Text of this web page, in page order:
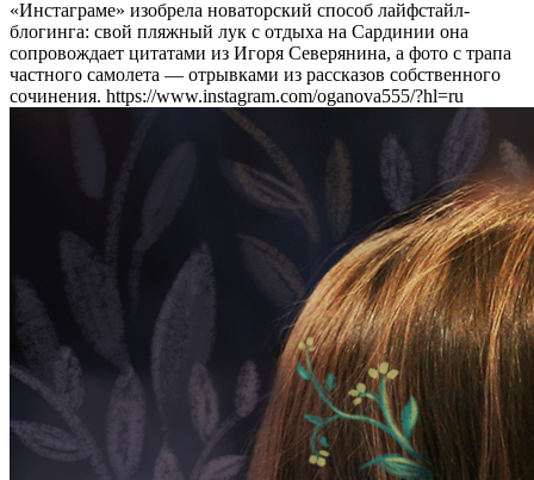
«Инстаграме» изобрела новаторский способ лайфстайл-
блогинга: свой пляжный лук c отдыха на Сардинии она
сопровождает цитатами из Игоря Северянина, а фото с трапа
частного самолета — отрывками из рассказов собственного
сочинения. https://www.instagram.com/oganova555/?hl=ru